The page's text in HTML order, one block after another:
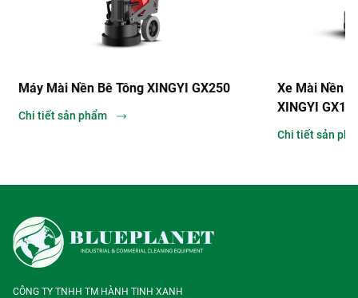
Máy Mài Nền Bê Tông XINGYI GX250
Chi tiết sản phẩm
Xe Mài Nền
XINGYI
Chi tiết sản
CÔNG TY TNHH TM HÀNH TINH XANH